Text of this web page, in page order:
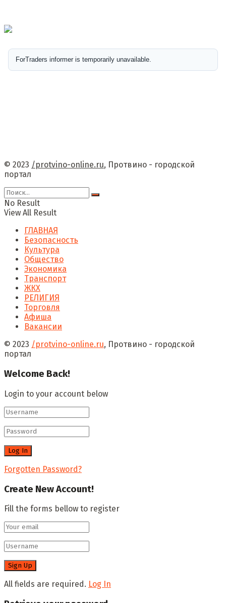
© 2023 /protvino-online.ru, Протвино - городской
портал
No Result
View All Result
ГЛАВНАЯ
Безопасность
Культура
Общество
Экономика
Транспорт
ЖКХ
РЕЛИГИЯ
Торговля
Афиша
Вакансии
© 2023 /protvino-online.ru, Протвино - городской
портал
Welcome Back!
Login to your account below
Forgotten Password?
Create New Account!
Fill the forms bellow to register
All fields are required. Log In